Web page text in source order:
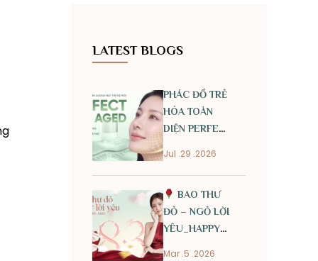
LATEST BLOGS
PHÁC ĐỒ TRẺ
HÓA TOÀN
DIỆN PERFECT
Jul .29 .2026
BAO THƯ
ĐỎ – NGỎ LỜI
YÊU_HAPPY
Mar .5 .2026